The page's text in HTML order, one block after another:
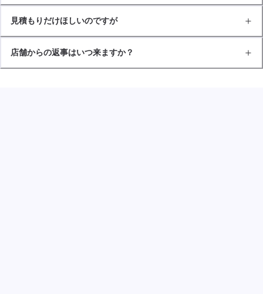
見積もりだけほしいのですが
店舗からの返事はいつ来ますか？